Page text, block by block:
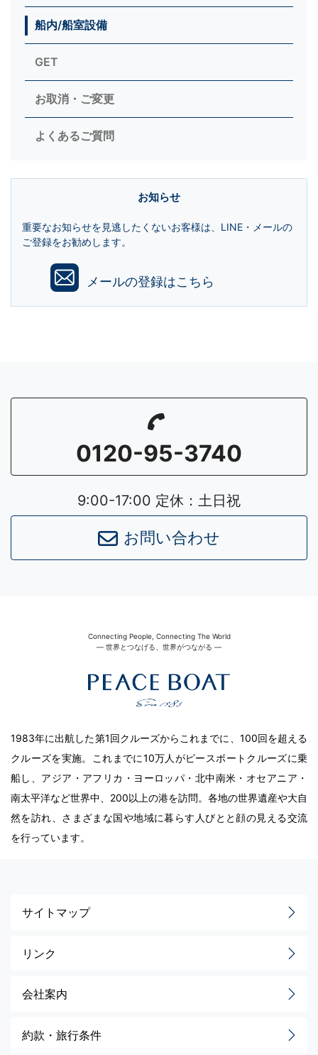
船内/船室設備
GET
お取消・ご変更
よくあるご質問
お知らせ
重要なお知らせを見逃したくないお客様は、LINE・メールの
ご登録をお勧めします。
メールの登録はこちら
0120-95-3740
9:00-17:00 定休：土日祝
お問い合わせ
Connecting People, Connecting The World
― 世界とつなげる、世界がつながる ―
1983年に出航した第1回クルーズからこれまでに、100回を超える
クルーズを実施。これまでに10万人がピースボートクルーズに乗
船し、アジア・アフリカ・ヨーロッパ・北中南米・オセアニア・
南太平洋など世界中、200以上の港を訪問。各地の世界遺産や大自
然を訪れ、さまざまな国や地域に暮らす人びとと顔の見える交流
を行っています。
サイトマップ
リンク
会社案内
約款・旅行条件